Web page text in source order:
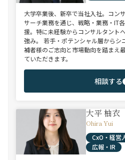
大学卒業後、新卒で当社入社。コン
サーチ業務を通じ、戦略・業務・IT
援。特に未経験からコンサルタント
強み。 若手・ポテンシャル層からシ
補者様のご志向と市場動向を踏まえ
ていただきます。
相談する
大平 柚衣
Ohira Yui
CxO・経営
広報・IR